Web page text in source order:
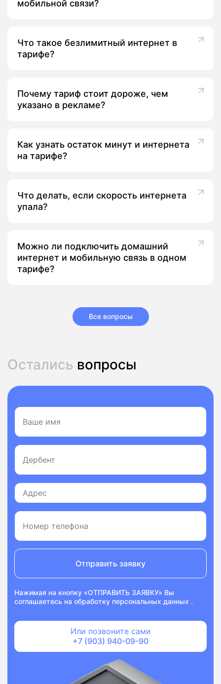
мобильной связи?
Что такое безлимитный интернет в
тарифе?
Почему тариф стоит дороже, чем
указано в рекламе?
Как узнать остаток минут и интернета
на тарифе?
Что делать, если скорость интернета
упала?
Можно ли подключить домашний
интернет и мобильную связь в одном
тарифе?
Все вопросы
Остались вопросы
Отправить заявку
Нажимая на кнопку «ОТПРАВИТЬ ЗАЯВКУ» Вы
соглашаетесь на обработку персональных данных .
Или позвоните сами
+7 (903) 940-09-90